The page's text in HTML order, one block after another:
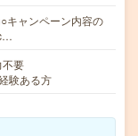
キャンペーン内容の
不要
験ある方